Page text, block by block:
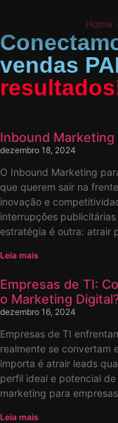
Home
vendas
Inbound
dezembro 18, 2024
O Inbound Marketing
que querem sair na
inovação e
interrupções
estratégia é outra: atrair
Leia mais
Empresas de TI:
o Marketing
dezembro 16, 2024
Empresas de TI
realmente se convertam
importa é atrair leads
perfil ideal e potencial
marketing para
Leia mais